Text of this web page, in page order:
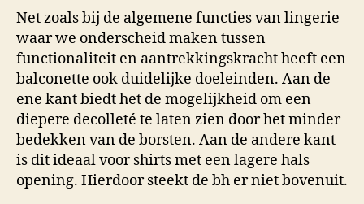
Net zoals bij de algemene functies van lingerie
waar we onderscheid maken tussen
functionaliteit en aantrekkingskracht heeft een
balconette ook duidelijke doeleinden. Aan de
ene kant biedt het de mogelijkheid om een
diepere decolleté te laten zien door het minder
bedekken van de borsten. Aan de andere kant
is dit ideaal voor shirts met een lagere hals
opening. Hierdoor steekt de bh er niet bovenuit.